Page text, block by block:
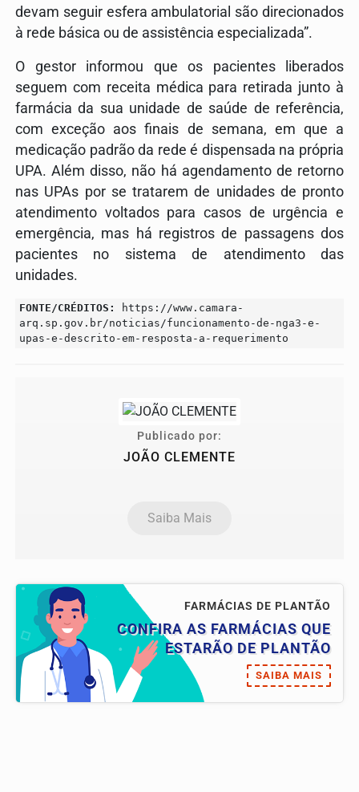
devam seguir esfera ambulatorial são direcionados
à rede básica ou de assistência especializada”.
O gestor informou que os pacientes liberados
seguem com receita médica para retirada junto à
farmácia da sua unidade de saúde de referência,
com exceção aos finais de semana, em que a
medicação padrão da rede é dispensada na própria
UPA. Além disso, não há agendamento de retorno
nas UPAs por se tratarem de unidades de pronto
atendimento voltados para casos de urgência e
emergência, mas há registros de passagens dos
pacientes no sistema de atendimento das
unidades.
FONTE/CRÉDITOS:
https://www.camara-
arq.sp.gov.br/noticias/funcionamento-de-nga3-e-
upas-e-descrito-em-resposta-a-requerimento
Publicado por:
JOÃO CLEMENTE
Saiba Mais
FARMÁCIAS DE PLANTÃO
CONFIRA AS FARMÁCIAS QUE
ESTARÃO DE PLANTÃO
SAIBA MAIS